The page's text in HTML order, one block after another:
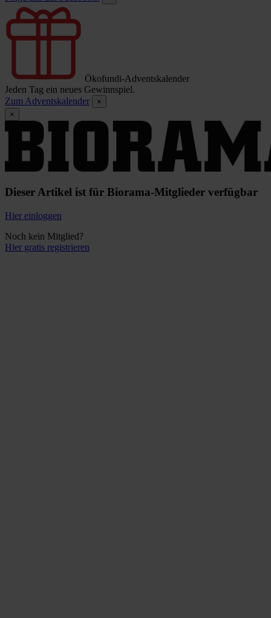
Ökofundi-Adventskalender
Jeden Tag ein neues Gewinnspiel.
Zum Adventskalender
×
×
Dieser Artikel ist für Biorama-Mitglieder verfügbar
Hier einloggen
Noch kein Mitglied?
Hier gratis registrieren